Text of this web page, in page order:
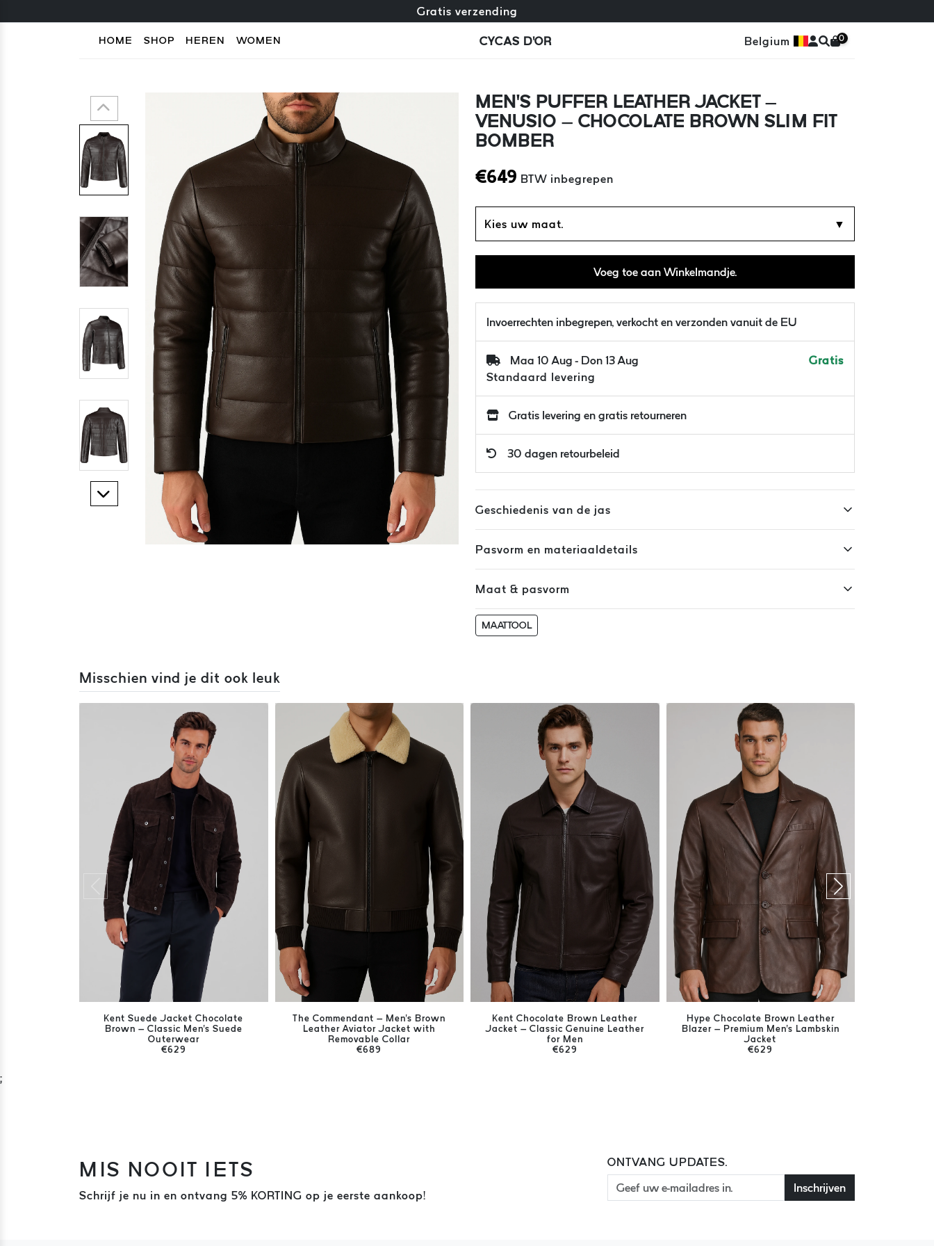
Gratis omruiling + gratis retourneren
Gratis verzending
HOME SHOP HEREN WOMEN CYCAS D'OR Belgium 0
MEN’S PUFFER LEATHER JACKET –
VENUSIO – CHOCOLATE BROWN SLIM FIT
BOMBER
€649 BTW inbegrepen
Kies uw maat. ▼
Voeg toe aan Winkelmandje.
Invoerrechten inbegrepen, verkocht en verzonden vanuit de EU
Maa 10 Aug - Don 13 Aug
Standaard levering
Gratis
Gratis levering en gratis retourneren
30 dagen retourbeleid
Geschiedenis van de jas
Pasvorm en materiaaldetails
Maat & pasvorm
MAATTOOL
Misschien vind je dit ook leuk
Kent Suede Jacket Chocolate
Brown – Classic Men's Suede
Outerwear
€629
The Commendant – Men's Brown
Leather Aviator Jacket with
Removable Collar
€689
Kent Chocolate Brown Leather
Jacket – Classic Genuine Leather
for Men
€629
Hype Chocolate Brown Leather
Blazer – Premium Men's Lambskin
Jacket
€629
;
MIS NOOIT IETS
Schrijf je nu in en ontvang 5% KORTING op je eerste aankoop!
ONTVANG UPDATES.
Inschrijven